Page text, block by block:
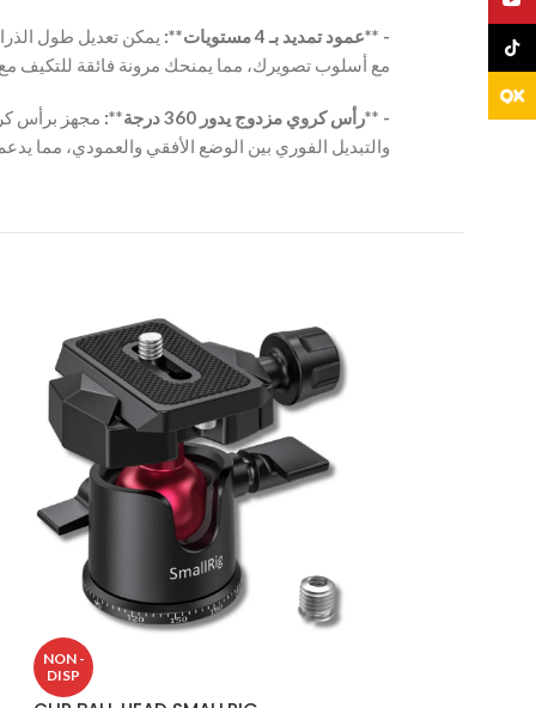
‫- **عمود تمديد بـ 4 مستويات**:
‫- **رأس كروي مزدوج يدور 360 درجة**:
مجهز برأس
NON -
DISP